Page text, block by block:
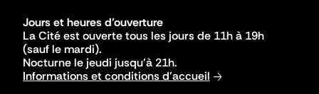
Jours et heures d'ouverture
La Cité est ouverte tous les jours de 11h à 19h
(sauf le mardi).
Nocturne le jeudi jusqu'à 21h.
Informations et conditions d'accueil